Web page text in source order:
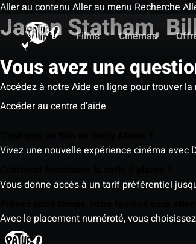
Aller au contenu Aller au menu Recherche
Films
Cinémas
Jason Statham,
Vous avez une
Accédez à notre Aide en ligne pour trouver la
Accéder au centre d'aide
Vivez une nouvelle expérience cinéma
Vous donne accès à un tarif préférentiel
Avec le placement numéroté, vous